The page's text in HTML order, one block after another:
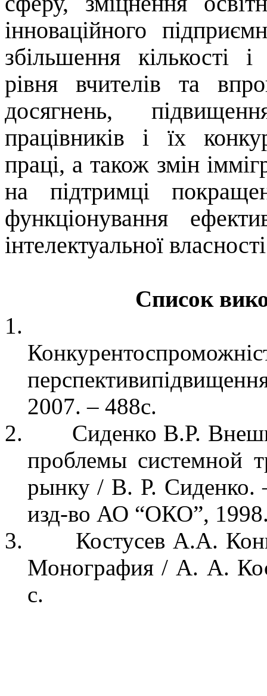
інноваційного
збільшення кількості
рівня вчителів та
досягнень,
працівників і їх
праці, а також змін
на підтримці
функціонування
інтелектуальної
Список
1.
2007. – 488с.
2.
Сиденко В.Р.
проблемы системной
рынку/ В. Р. Сиденко.
изд-во АО “ОКО”,
3.
Костусев А.А.
Монография/ А. А.
с.